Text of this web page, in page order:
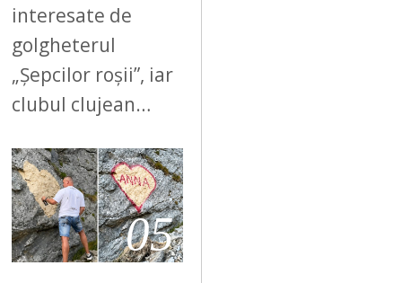
interesate de
golgheterul
„Șepcilor roșii”, iar
clubul clujean…
05